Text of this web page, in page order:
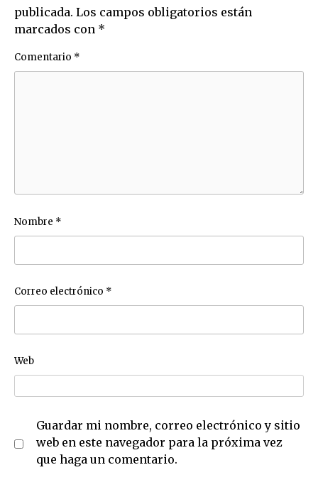
publicada. Los campos obligatorios están
marcados con *
Comentario *
Nombre *
Correo electrónico *
Web
Guardar mi nombre, correo electrónico y sitio
web en este navegador para la próxima vez
que haga un comentario.